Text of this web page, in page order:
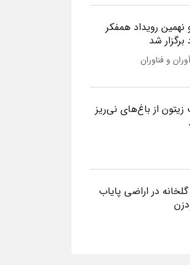
نهمین رویداد همفکر
شد
و فناوران
از باغ‌های نی‌ریز
در اراضی پایاب